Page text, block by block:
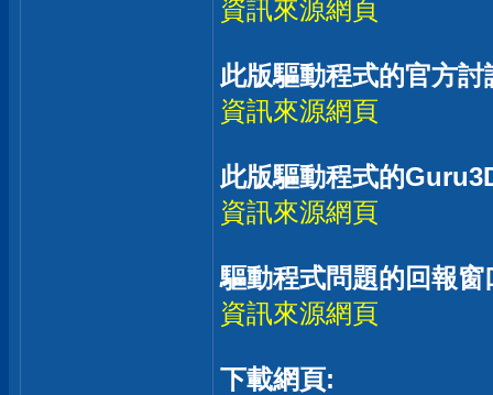
資訊來源網頁
此版驅動程式的官方討
資訊來源網頁
此版驅動程式的
資訊來源網頁
驅動程式問題的回報窗
資訊來源網頁
下載網頁: